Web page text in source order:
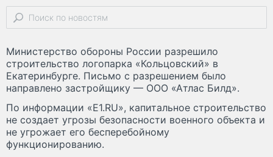
Министерство обороны России разрешило
строительство логопарка «Кольцовский» в
Екатеринбурге. Письмо с разрешением было
направлено застройщику — ООО «Атлас Билд».
По информации «E1.RU», капитальное строительство
не создает угрозы безопасности военного объекта и
не угрожает его бесперебойному
функционированию.